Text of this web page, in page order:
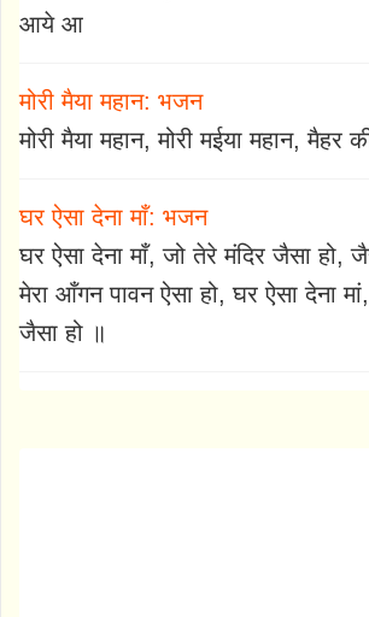
आये आ
मोरी मैया महान: भजन
मोरी मैया महान, मोरी मईया महान, मैहर
घर ऐसा देना माँ: भजन
घर ऐसा देना माँ, जो तेरे मंदिर जैसा हो,
मेरा आँगन पावन ऐसा हो, घर ऐसा देना
जैसा हो ॥